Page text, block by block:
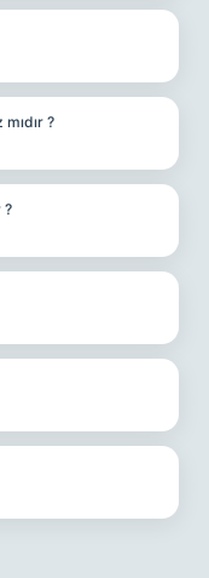
?
?